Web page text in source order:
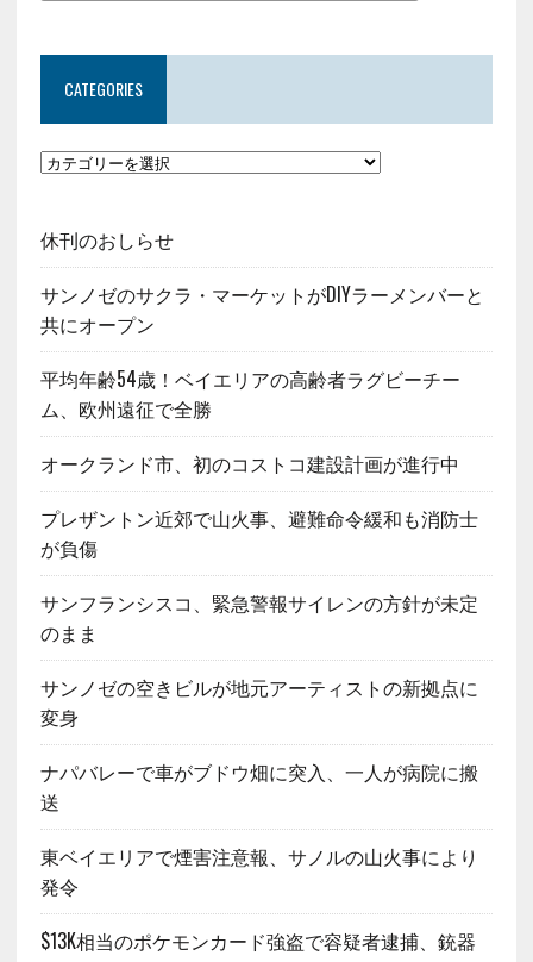
CATEGORIES
休刊のおしらせ
サンノゼのサクラ・マーケットがDIYラーメンバーと
共にオープン
平均年齢54歳！ベイエリアの高齢者ラグビーチー
ム、欧州遠征で全勝
オークランド市、初のコストコ建設計画が進行中
プレザントン近郊で山火事、避難命令緩和も消防士
が負傷
サンフランシスコ、緊急警報サイレンの方針が未定
のまま
サンノゼの空きビルが地元アーティストの新拠点に
変身
ナパバレーで車がブドウ畑に突入、一人が病院に搬
送
東ベイエリアで煙害注意報、サノルの山火事により
発令
$13K相当のポケモンカード強盗で容疑者逮捕、銃器